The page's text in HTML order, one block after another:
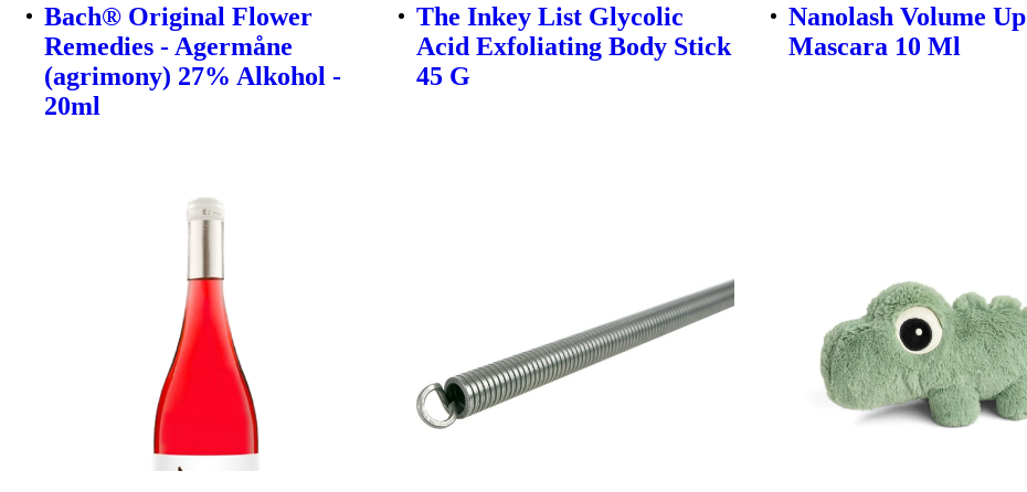
Bach® Original Flower
Remedies - Agermåne
(agrimony) 27% Alkohol -
20ml
The Inkey List Glycolic
Acid Exfoliating Body Stick
45 G
Nanolash Volume Up
Mascara 10 Ml